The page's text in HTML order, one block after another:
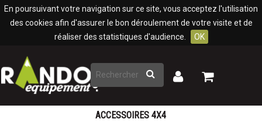
En poursuivant votre navigation sur ce site, vous acceptez l'utilisation
des cookies afin d'assurer le bon déroulement de votre visite et de
réaliser des statistiques d'audience.
OK
Rechercher
Mon
Mon
ACCESSOIRES 4X4
Panneau de gestion des cookies